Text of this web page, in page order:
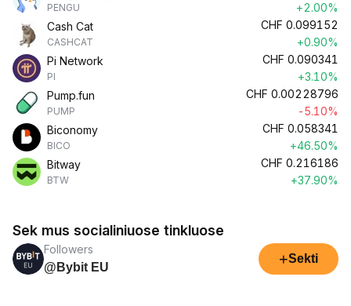
PENGU
+2.00%
Cash Cat
CASHCAT
CHF 0.099152
+0.90%
Pi Network
PI
CHF 0.090341
+3.10%
Pump.fun
PUMP
CHF 0.00228796
-5.10%
Biconomy
BICO
CHF 0.058341
+46.50%
Bitway
BTW
CHF 0.216186
+37.90%
Sek mus socialiniuose tinkluose
Followers
@Bybit EU
+Sekti